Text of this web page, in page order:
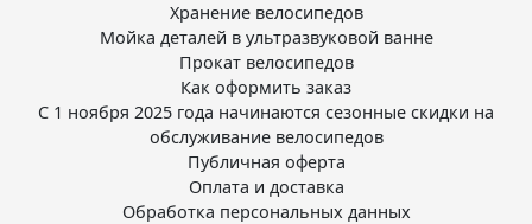
Хранение велосипедов
Мойка деталей в ультразвуковой ванне
Прокат велосипедов
Как оформить заказ
С 1 ноября 2025 года начинаются сезонные скидки на
обслуживание велосипедов
Публичная оферта
Оплата и доставка
Обработка персональных данных